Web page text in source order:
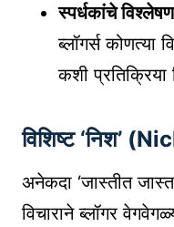
स्पर्धकांचे
ब्लॉगर्स कोणत्या
कशी
विशिष्ट ‘निश’
अनेकदा ‘जास्तीत
विचाराने ब्लॉगर